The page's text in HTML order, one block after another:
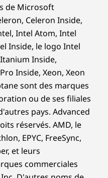
de Microsoft
Celeron Inside,
Intel Atom, Intel
Inside, le logo Intel
Inside,
Inside, Xeon, Xeon
sont des marques
ou de ses filiales
pays. Advanced
réservés. AMD, le
EPYC, FreeSync,
et leurs
commerciales